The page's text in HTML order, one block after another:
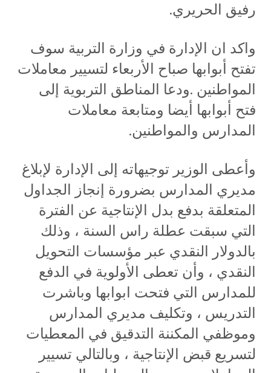
رفيق الحريري.
واكد ان الإدارة في وزارة التربية سوف
تفتح أبوابها صباح الأربعاء لتسيير معاملات
المواطنين .ودعا المناطق التربوية إلى
فتح أبوابها أيضا ومتابعة معاملات
المدارس والمواطنين.
وأعطى الوزير توجيهاته إلى الإدارة لإبلاغ
مديري المدارس بضرورة إنجاز الجداول
المتعلقة بدفع بدل الإنتاجية عن الفترة
التي سبقت عطلة راس السنة ، وذلك
بالدولار النقدي عبر مؤسسات التحويل
النقدي ، وأن تعطى الأولوية في الدفع
للمدارس التي فتحت ابوابها وباشرت
التدريس ، وتكليف مديري المدارس
وموظفي المكننة التدقيق في المعطيات
لتسريع قبض الإنتاجية ، وبالتالي تسيير